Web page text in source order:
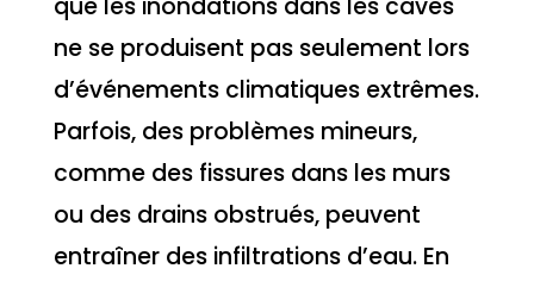
que les inondations dans les caves
ne se produisent pas seulement lors
d’événements climatiques extrêmes.
Parfois, des problèmes mineurs,
comme des fissures dans les murs
ou des drains obstrués, peuvent
entraîner des infiltrations d’eau. En